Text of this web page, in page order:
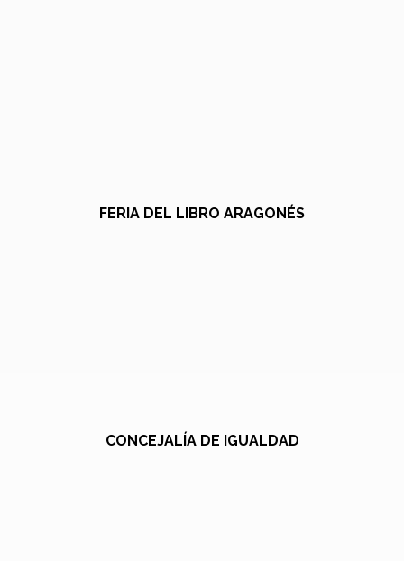
FERIA DEL LIBRO ARAGONÉS
CONCEJALÍA DE IGUALDAD